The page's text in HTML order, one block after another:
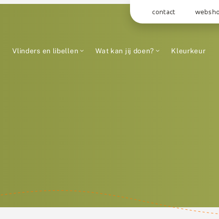
contact
Vlinders en libellen Wat kan jij doen? Kleurkeur